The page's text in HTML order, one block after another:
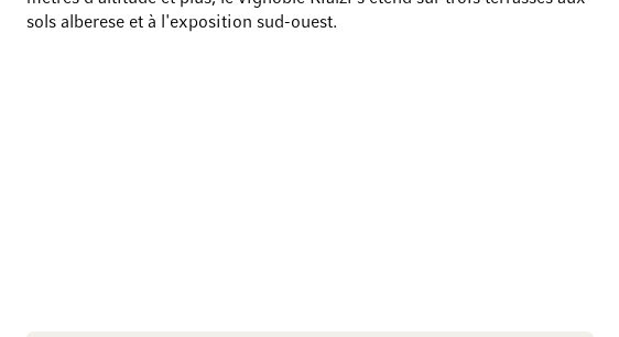
sols alberese et à l'exposition sud-ouest.